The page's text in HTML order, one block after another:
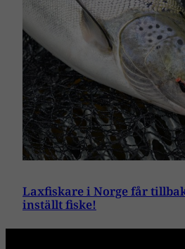
Laxfiskare i Norge får
inställt fiske!